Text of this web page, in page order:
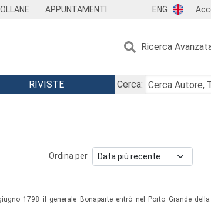
APPUNTAMENTI ENG
Ricerca
RIVISTE
Cerca:
Ordina per
1798 il generale Bonaparte entrò nel Porto Grande